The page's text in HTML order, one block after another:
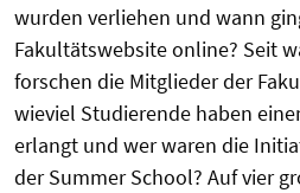
wurden verliehen und wann
Fakultätswebsite online? Seit
forschen die Mitglieder der
wieviel Studierende haben
erlangt und wer waren die
der Summer School? Auf vier